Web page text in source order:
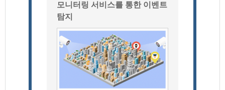
모니터링 서비스를 통한 이벤트
탐지